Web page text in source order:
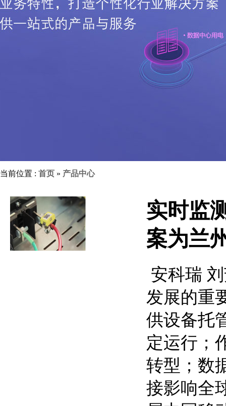
当前位置 : 首页 » 产品中心
实时监
案为兰
安科瑞
发展的重
供设备托
定运行；
转型；数
接影响全